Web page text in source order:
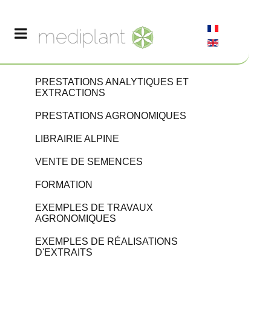
PRESTATIONS ANALYTIQUES ET
EXTRACTIONS
PRESTATIONS AGRONOMIQUES
LIBRAIRIE ALPINE
VENTE DE SEMENCES
FORMATION
EXEMPLES DE TRAVAUX
AGRONOMIQUES
EXEMPLES DE RÉALISATIONS
D'EXTRAITS